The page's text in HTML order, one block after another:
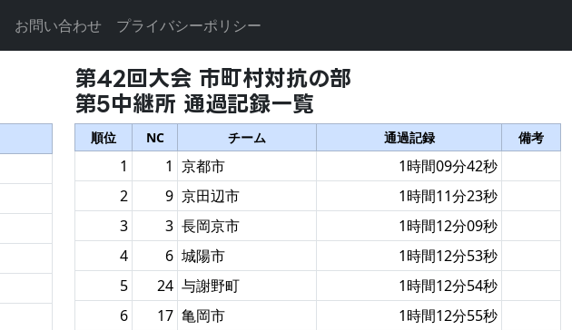
お問い合わせ プライバシーポリシー
第42回大会 市町村対抗の部
第5中継所 通過記録一覧
順位 NC チーム 通過記録 備考
1 1 京都市
1時間09分42秒
2
9 京田辺市
1時間11分23秒
3
3 長岡京市
1時間12分09秒
4
6 城陽市
1時間12分53秒
5
24 与謝野町
1時間12分54秒
6
17 亀岡市
1時間12分55秒